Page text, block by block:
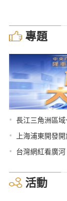
專題
• 長江三角洲區
• 上海浦東開發
• 台灣網紅看廣河
活動